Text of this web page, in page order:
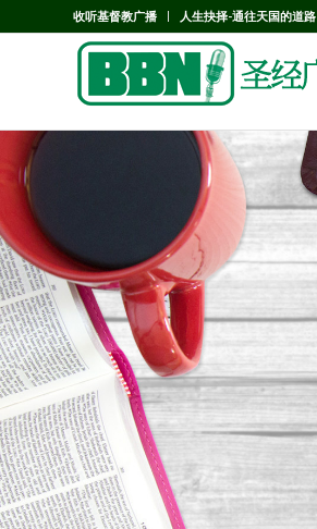
收听基督教广播 人生抉择-通往天国的道路